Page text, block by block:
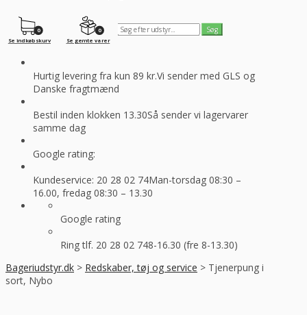
0
Se gemte varer
0
Se indkøbskurv
Hurtig levering fra kun 89 kr.Vi sender med GLS og
Danske fragtmænd
Bestil inden klokken 13.30Så sender vi lagervarer
samme dag
Google rating:
Kundeservice: 20 28 02 74Man-torsdag 08:30 –
16.00, fredag 08:30 – 13.30
Google rating
Ring tlf. 20 28 02 748-16.30 (fre 8-13.30)
Bageriudstyr.dk > Redskaber, tøj og service > Tjenerpung i
sort, Nybo